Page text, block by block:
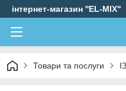
інтернет-магазин ''EL-MIX"
Товари та послуги